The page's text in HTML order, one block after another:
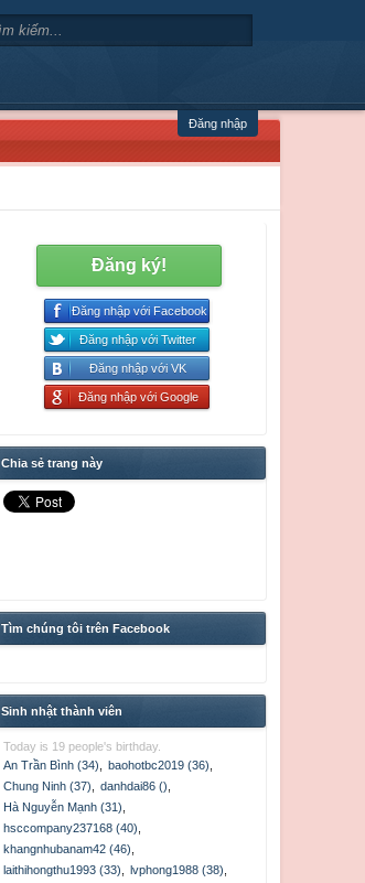
Đăng nhập
Đăng ký!
Đăng nhập với Facebook
Đăng nhập với Twitter
Đăng nhập với VK
Đăng nhập với Google
Chia sẻ trang này
Tìm chúng tôi trên Facebook
Sinh nhật thành viên
Today is 19 people's birthday.
An Trần Bình (34)
baohotbc2019 (36)
Chung Ninh (37)
danhdai86 ()
Hà Nguyễn Mạnh (31)
hsccompany237168 (40)
khangnhubanam42 (46)
laithihongthu1993 (33)
lvphong1988 (38)